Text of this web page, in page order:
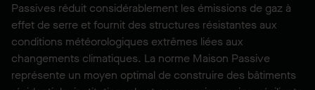
Passives réduit considérablement les émissions de gaz à
effet de serre et fournit des structures résistantes aux
conditions météorologiques extrêmes liées aux
changements climatiques. La norme Maison Passive
représente un moyen optimal de construire des bâtiments